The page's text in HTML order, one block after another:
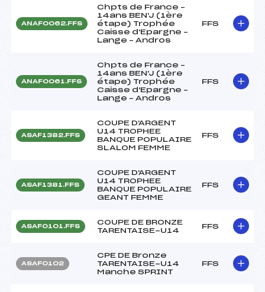
ANAF0062.FFS
Chpts de France –
14ans BEN'J (1ère
étape) Trophée
Caisse d'Epargne –
Lange – Andros
FFS
ANAF0061.FFS
Chpts de France –
14ans BEN'J (1ère
étape) Trophée
Caisse d'Epargne –
Lange – Andros
FFS
ASAF1382.FFS
COUPE D'ARGENT
U14 TROPHEE
BANQUE POPULAIRE
SLALOM FEMME
FFS
ASAF1381.FFS
COUPE D'ARGENT
U14 TROPHEE
BANQUE POPULAIRE
GEANT FEMME
FFS
ASAF0101.FFS
COUPE DE BRONZE
TARENTAISE-U14
FFS
ASAF0102
CPE DE Bronze
TARENTAISE-U14
Manche SPRINT
FFS